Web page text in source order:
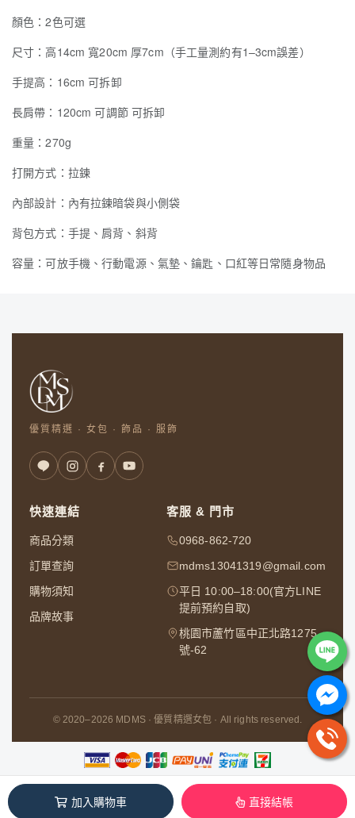
加入購物車 直接結帳
顏色：2色可選
尺寸：高14cm 寬20cm 厚7cm（手工量測約有1–3cm誤差）
手提高：16cm 可拆卸
長肩帶：120cm 可調節 可拆卸
重量：270g
打開方式：拉鍊
內部設計：內有拉鍊暗袋與小側袋
背包方式：手提、肩背、斜背
容量：可放手機、行動電源、氣墊、鑰匙、口紅等日常隨身物品
優質精選 · 女包 · 飾品 · 服飾
快速連結
商品分類
訂單查詢
購物須知
品牌故事
客服 & 門市
0968-862-720
mdms13041319@gmail.com
平日 10:00–18:00(官方LINE
提前預約自取)
桃園市蘆竹區中正北路1275
號-62
© 2020–2026 MDMS · 優質精選女包 · All rights reserved.
五定企業社 / 91822482
本系統由 1shop一頁購物 維護